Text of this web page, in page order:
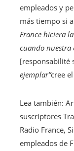
empleados y
más tiempo si
France hiciera
cuando nuestra
[responsabilité
ejemplar”cree
Lea también:
suscriptores
Radio France,
empleados de